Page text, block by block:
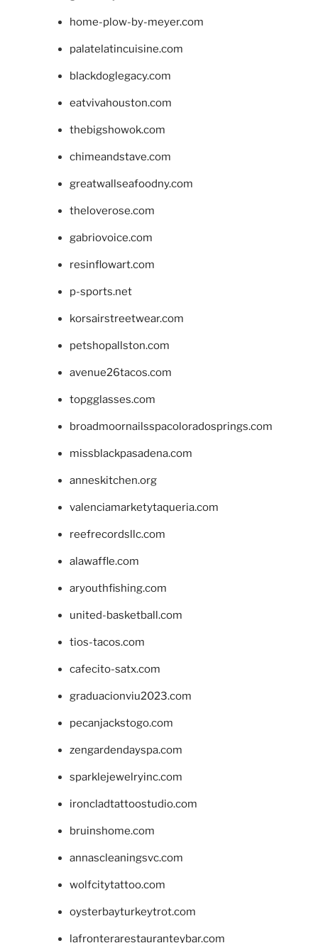
home-plow-by-meyer.com
palatelatincuisine.com
blackdoglegacy.com
eatvivahouston.com
thebigshowok.com
chimeandstave.com
greatwallseafoodny.com
theloverose.com
gabriovoice.com
resinflowart.com
p-sports.net
korsairstreetwear.com
petshopallston.com
avenue26tacos.com
topgglasses.com
broadmoornailsspacoloradosprings.com
missblackpasadena.com
anneskitchen.org
valenciamarketytaqueria.com
reefrecordsllc.com
alawaffle.com
aryouthfishing.com
united-basketball.com
tios-tacos.com
cafecito-satx.com
graduacionviu2023.com
pecanjackstogo.com
zengardendayspa.com
sparklejewelryinc.com
ironcladtattoostudio.com
bruinshome.com
annascleaningsvc.com
wolfcitytattoo.com
oysterbayturkeytrot.com
lafronterarestauranteybar.com